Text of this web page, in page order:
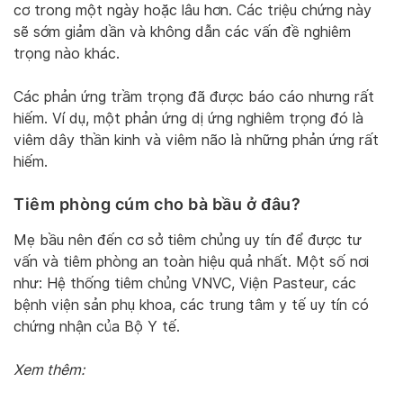
cơ trong một ngày hoặc lâu hơn. Các triệu chứng này
sẽ sớm giảm dần và không dẫn các vấn đề nghiêm
trọng nào khác.
Các phản ứng trầm trọng đã được báo cáo nhưng rất
hiếm. Ví dụ, một phản ứng dị ứng nghiêm trọng đó là
viêm dây thần kinh và viêm não là những phản ứng rất
hiếm.
Tiêm phòng cúm cho bà bầu ở đâu?
Mẹ bầu nên đến cơ sở tiêm chủng uy tín để được tư
vấn và tiêm phòng an toàn hiệu quả nhất. Một số nơi
như: Hệ thống tiêm chủng VNVC, Viện Pasteur, các
bệnh viện sản phụ khoa, các trung tâm y tế uy tín có
chứng nhận của Bộ Y tế.
Xem thêm: